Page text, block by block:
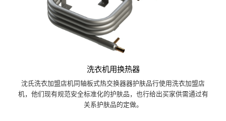
洗衣机用换热器
沈氏洗衣加盟店机同轴板式热交换器器护肤品行使用洗衣加盟店
机，他们现有规范安全标准化的护肤品，也行给出买家供需通过有
关系护肤品的定做。